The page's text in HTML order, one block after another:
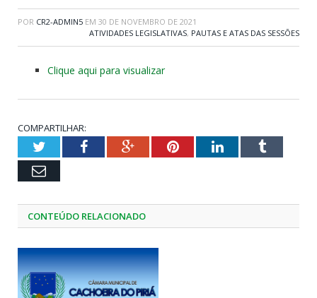
POR CR2-ADMIN5 EM 30 DE NOVEMBRO DE 2021
ATIVIDADES LEGISLATIVAS, PAUTAS E ATAS DAS SESSÕES
Clique aqui para visualizar
COMPARTILHAR:
TwitterFacebookGoogle+PinterestLinkedInTumblr
Email
CONTEÚDO RELACIONADO